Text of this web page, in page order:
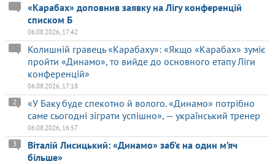
«Карабах» доповнив заявку на Лігу конференцій
списком Б
06.08.2026, 17:42
Колишній гравець «Карабаху»: «Якщо «Карабах» зуміє
пройти «Динамо», то вийде до основного етапу Ліги
конференцій»
06.08.2026, 17:18
«У Баку буде спекотно й волого. «Динамо» потрібно
саме сьогодні зіграти успішно», — український тренер
2
06.08.2026, 16:57
Віталій Лисицький: «Динамо» заб’є на один м’яч
більше»
3